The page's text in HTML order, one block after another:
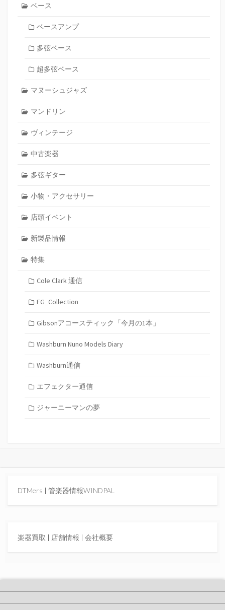
ベース
ベースアンプ
多弦ベース
超多弦ベース
マヌーシュジャズ
マンドリン
ヴィンテージ
中古楽器
多弦ギター
小物・アクセサリー
店頭イベント
新製品情報
特集
Cole Clark 通信
FG_Collection
Gibsonアコースティック「今月の1本」
Washburn Nuno Models Diary
Washburn通信
エフェクター通信
ジャーニーマンの夢
DTMers | 管楽器情報WINDPAL
楽器買取 | 店舗情報 | 会社概要